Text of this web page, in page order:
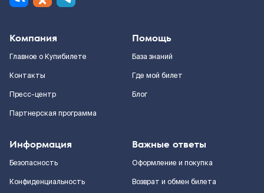
Компания
Главное о Купибилете
Контакты
Пресс-центр
Партнерская программа
Помощь
База знаний
Где мой билет
Блог
Информация
Безопасность
Конфиденциальность
Важные ответы
Оформление и покупка
Возврат и обмен билета